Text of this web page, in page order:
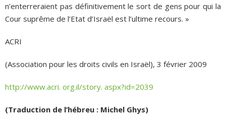
n’enterreraient pas définitivement le sort de gens pour qui la
Cour suprême de l’Etat d’Israël est l’ultime recours. »
ACRI
(Association pour les droits civils en Israël), 3 février 2009
http://www.acri. org.il/story. aspx?id=2039
(Traduction de l’hébreu : Michel Ghys)